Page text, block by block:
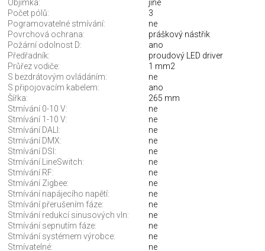
Objímka:
jiné
Počet pólů:
3
Pogramovatelné stmívání:
ne
Povrchová ochrana:
práškový nástřik
Požární odolnost D:
ano
Předřadník:
proudový LED driver
Průřez vodiče:
1 mm2
S bezdrátovým ovládáním:
ne
S připojovacím kabelem:
ano
Šířka:
265 mm
Stmívání 0-10 V:
ne
Stmívání 1-10 V:
ne
Stmívání DALI:
ne
Stmívání DMX:
ne
Stmívání DSI:
ne
Stmívání LineSwitch:
ne
Stmívání RF:
ne
Stmívání Zigbee:
ne
Stmívání napájecího napětí:
ne
Stmívání přerušením fáze:
ne
Stmívání redukcí sinusových vln:
ne
Stmívání sepnutím fáze:
ne
Stmívání systémem výrobce:
ne
Stmívatelné:
ne